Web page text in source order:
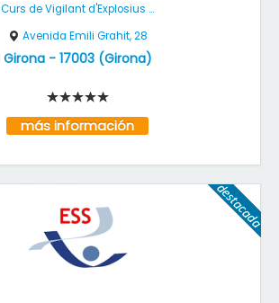
Curs de Vigilant d'Explosius ...
Avenida Emili Grahit, 28
Girona- 17003(Girona)
más información